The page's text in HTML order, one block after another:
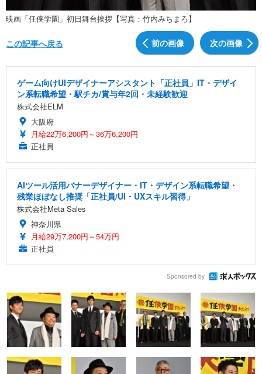
映画「任侠学園」初日舞台挨拶【写真：竹内みちまろ】
前の画像 次の画像
この記事へ戻る
ゲーム向けUIデザイナーアシスタント「正社員」IT・デザイ
ン系転職希望・駅チカ/賞与年2回・未経験歓迎
株式会社ELM
大阪府
月給22万6,200円～36万6,200円
正社員
AIツール活用バナーデザイナー・IT・デザイン系転職希望・
残業ほぼなし推奨「正社員/UI・UXスキル習得」
株式会社Meta Sales
神奈川県
月給29万7,200円～54万円
正社員
Sponsored by